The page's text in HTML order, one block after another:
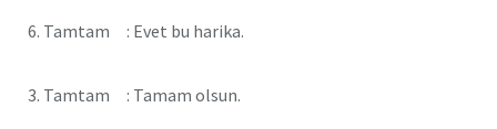
6. Tamtam : Evet bu harika.
3. Tamtam : Tamam olsun.